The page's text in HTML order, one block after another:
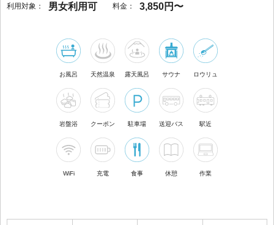
利用対象： 男女利用可 料金： 3,850円〜
お風呂 天然温泉 露天風呂 サウナ ロウリュ
岩盤浴 クーポン 駐車場 送迎バス 駅近
WiFi 充電 食事 休憩 作業